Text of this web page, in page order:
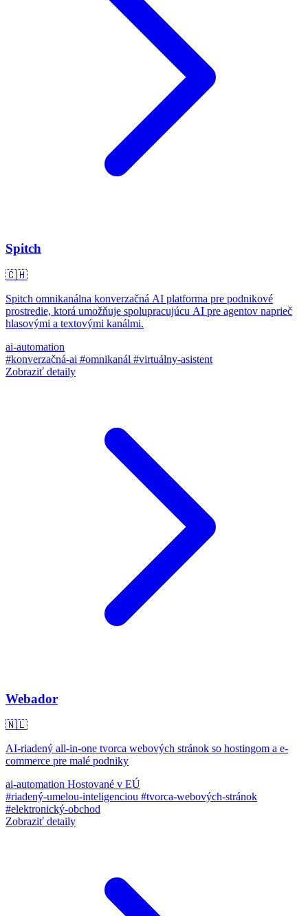
Spitch
🇨🇭
Spitch omnikanálna konverzačná AI platforma pre podnikové
prostredie, ktorá umožňuje spolupracujúcu AI pre agentov naprieč
hlasovými a textovými kanálmi.
ai-automation
#konverzačná-ai #omnikanál #virtuálny-asistent
Zobraziť detaily
Webador
🇳🇱
AI-riadený all-in-one tvorca webových stránok so hostingom a e-
commerce pre malé podniky
ai-automation Hostované v EÚ
#riadený-umelou-inteligenciou #tvorca-webových-stránok
#elektronický-obchod
Zobraziť detaily